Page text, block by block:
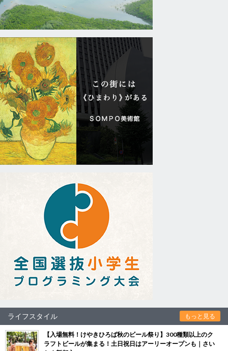
ライフスタイル もっと見る
【入場無料！けやきひろば秋のビール祭り】300種類以上のク
ラフトビールが集まる！土日祝日はアーリーオープンも｜さい